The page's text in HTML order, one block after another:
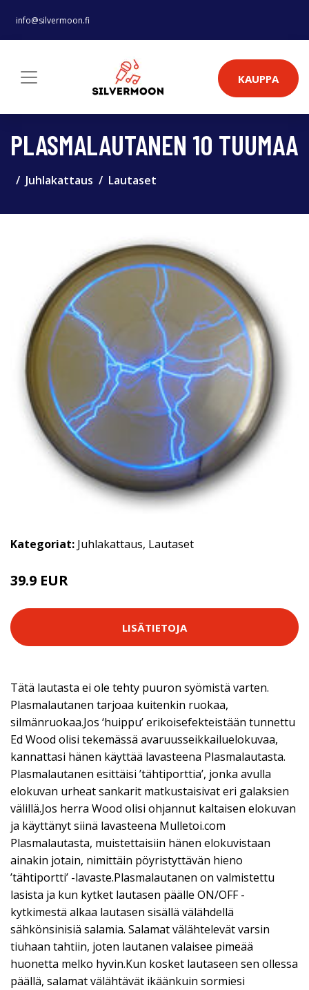
info@silvermoon.fi
KAUPPA
PLASMALAUTANEN 10 TUUMAA
Juhlakattaus Lautaset
Kategoriat: Juhlakattaus, Lautaset
39.9 EUR
LISÄTIETOJA
Tätä lautasta ei ole tehty puuron syömistä varten.
Plasmalautanen tarjoaa kuitenkin ruokaa,
silmänruokaa.Jos ‘huippu’ erikoisefekteistään tunnettu
Ed Wood olisi tekemässä avaruusseikkailuelokuvaa,
kannattasi hänen käyttää lavasteena Plasmalautasta.
Plasmalautanen esittäisi ’tähtiporttia’, jonka avulla
elokuvan urheat sankarit matkustaisivat eri galaksien
välillä.Jos herra Wood olisi ohjannut kaltaisen elokuvan
ja käyttänyt siinä lavasteena Mulletoi.com
Plasmalautasta, muistettaisiin hänen elokuvistaan
ainakin jotain, nimittäin pöyristyttävän hieno
’tähtiportti’ -lavaste.Plasmalautanen on valmistettu
lasista ja kun kytket lautasen päälle ON/OFF -
kytkimestä alkaa lautasen sisällä välähdellä
sähkönsinisiä salamia. Salamat välähtelevät varsin
tiuhaan tahtiin, joten lautanen valaisee pimeää
huonetta melko hyvin.Kun kosket lautaseen sen ollessa
päällä, salamat välähtävät ikäänkuin sormiesi